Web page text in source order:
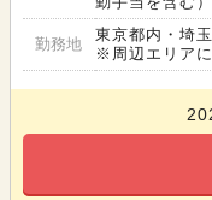
勤務地
東京都内・埼
※周辺エリア